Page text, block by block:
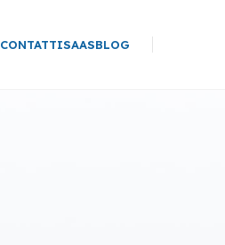
CONTATTISAASBLOG